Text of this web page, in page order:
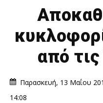
από τις
Παρασκευή, 13 Μαΐου
14:08